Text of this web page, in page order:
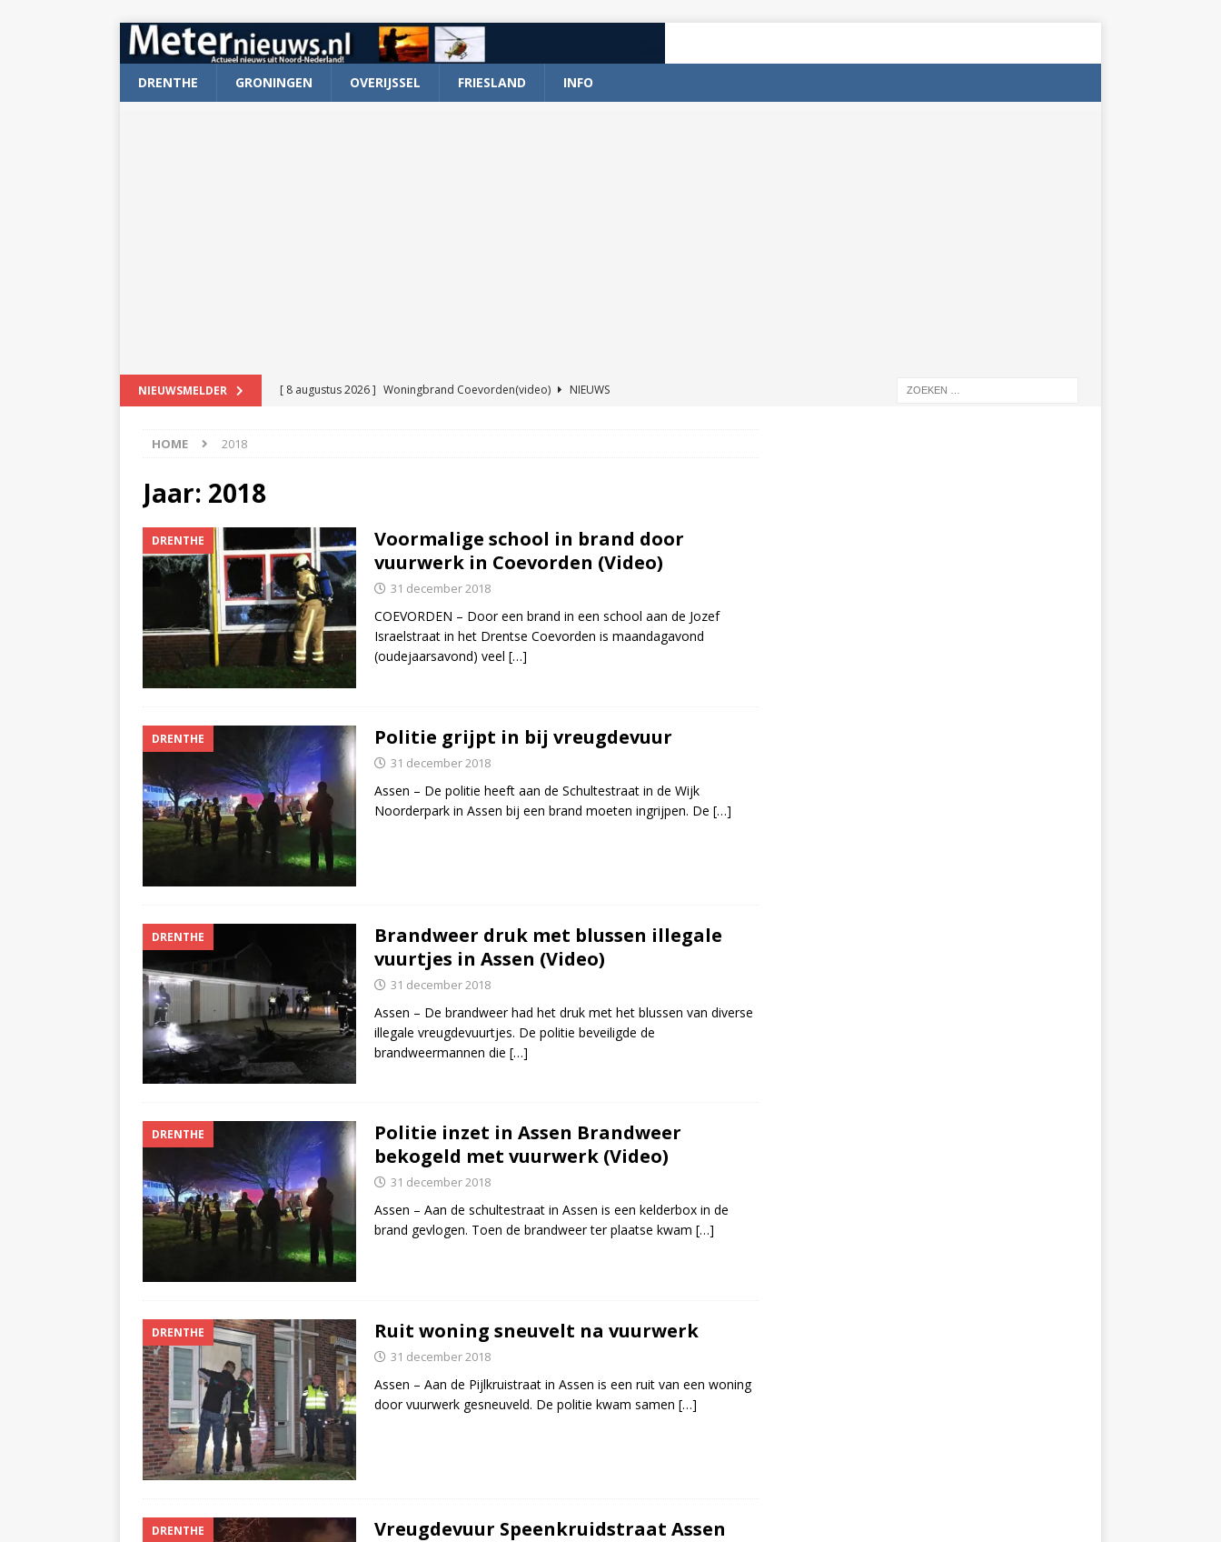
DRENTHE GRONINGEN OVERIJSSEL FRIESLAND INFO
NIEUWSMELDER [ 8 augustus 2026 ] Woningbrand Coevorden(video)
NIEUWS
HOME 2018
Jaar: 2018
DRENTHE
Voormalige school in brand door
vuurwerk in Coevorden (Video)
31 december 2018
COEVORDEN – Door een brand in een school aan de Jozef
Israelstraat in het Drentse Coevorden is maandagavond
(oudejaarsavond) veel […]
DRENTHE Politie grijpt in bij vreugdevuur
31 december 2018
Assen – De politie heeft aan de Schultestraat in de Wijk
Noorderpark in Assen bij een brand moeten ingrijpen. De […]
DRENTHE
Brandweer druk met blussen illegale
vuurtjes in Assen (Video)
31 december 2018
Assen – De brandweer had het druk met het blussen van diverse
illegale vreugdevuurtjes. De politie beveiligde de
brandweermannen die […]
DRENTHE
Politie inzet in Assen Brandweer
bekogeld met vuurwerk (Video)
31 december 2018
Assen – Aan de schultestraat in Assen is een kelderbox in de
brand gevlogen. Toen de brandweer ter plaatse kwam […]
DRENTHE Ruit woning sneuvelt na vuurwerk
31 december 2018
Assen – Aan de Pijlkruistraat in Assen is een ruit van een woning
door vuurwerk gesneuveld. De politie kwam samen […]
DRENTHE Vreugdevuur Speenkruidstraat Assen